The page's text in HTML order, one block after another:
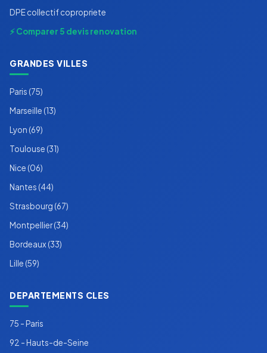
DPE collectif copropriete
⚡ Comparer 5 devis renovation
GRANDES VILLES
Paris (75)
Marseille (13)
Lyon (69)
Toulouse (31)
Nice (06)
Nantes (44)
Strasbourg (67)
Montpellier (34)
Bordeaux (33)
Lille (59)
DEPARTEMENTS CLES
75 - Paris
92 - Hauts-de-Seine